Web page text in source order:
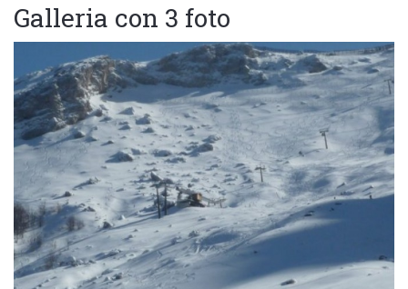
Galleria con 3 foto